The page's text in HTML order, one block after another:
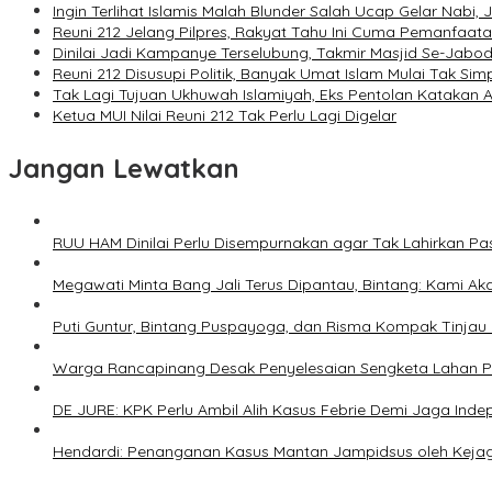
Ingin Terlihat Islamis Malah Blunder Salah Ucap Gelar
Reuni 212 Jelang Pilpres, Rakyat Tahu Ini Cuma
Dinilai Jadi Kampanye Terselubung, Takmir Masjid Se-
Reuni 212 Disusupi Politik, Banyak Umat Islam Mulai Tak
Tak Lagi Tujuan Ukhuwah Islamiyah, Eks Pentolan Katakan
Ketua MUI Nilai Reuni 212 Tak Perlu Lagi Digelar
Jangan Lewatkan
RUU HAM Dinilai Perlu Disempurnakan agar Tak Lahirkan
Megawati Minta Bang Jali Terus Dipantau, Bintang: Kami
Puti Guntur, Bintang Puspayoga, dan Risma Kompak
Warga Rancapinang Desak Penyelesaian Sengketa Lahan
DE JURE: KPK Perlu Ambil Alih Kasus Febrie Demi Jaga
Hendardi: Penanganan Kasus Mantan Jampidsus oleh